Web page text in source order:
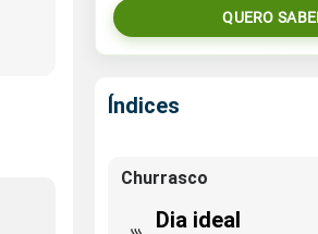
QUERO
Índices
Churrasco
Dia ideal